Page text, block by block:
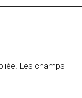
Les champs